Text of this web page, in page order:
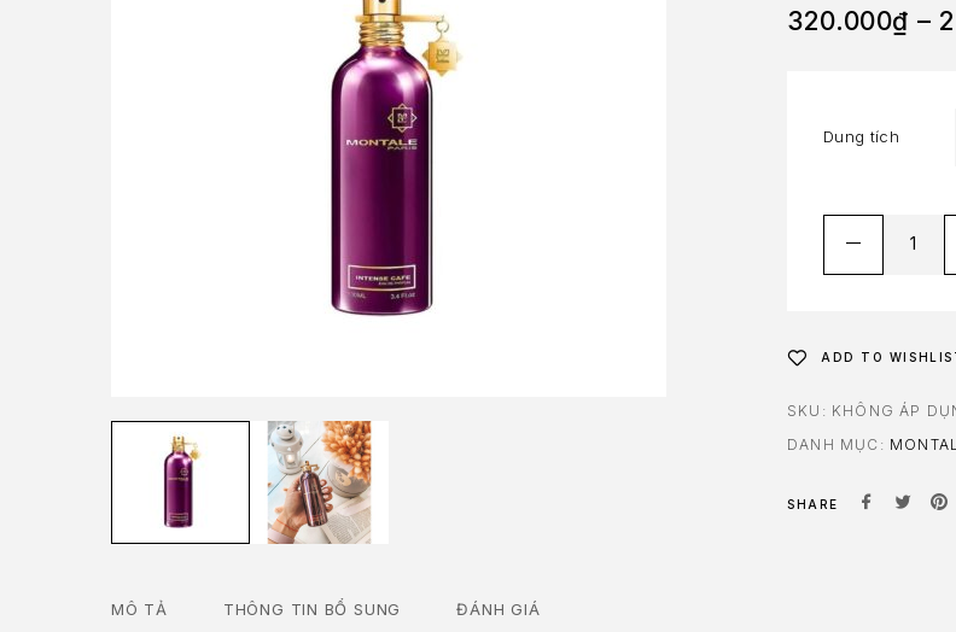
MÔ TẢ THÔNG TIN BỔ SUNG ĐÁNH GIÁ
320.000₫ –
Dung tích
ADD TO
SKU: KHÔNG ÁP
DANH MỤC:
SHARE